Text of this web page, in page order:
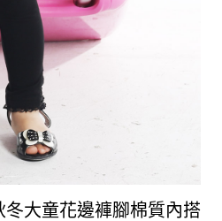
冬大童花邊褲腳棉質內搭